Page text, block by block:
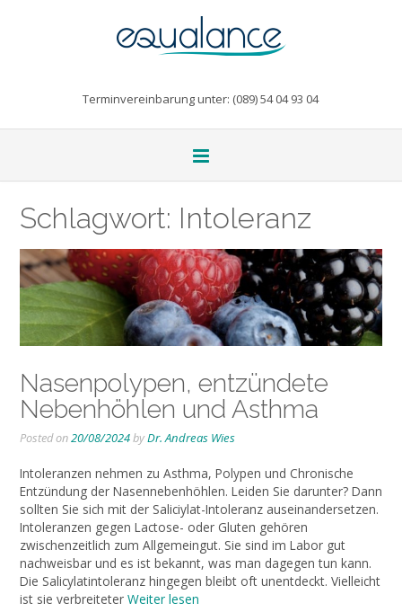
Terminvereinbarung unter: (089) 54 04 93 04
Schlagwort: Intoleranz
Nasenpolypen, entzündete
Nebenhöhlen und Asthma
Posted on20/08/2024byDr. Andreas Wies
Intoleranzen nehmen zu Asthma, Polypen und Chronische
Entzündung der Nasennebenhöhlen. Leiden Sie darunter? Dann
sollten Sie sich mit der Saliciylat-Intoleranz auseinandersetzen.
Intoleranzen gegen Lactose- oder Gluten gehören
zwischenzeitlich zum Allgemeingut. Sie sind im Labor gut
nachweisbar und es ist bekannt, was man dagegen tun kann.
Die Salicylatintoleranz hingegen bleibt oft unentdeckt. Vielleicht
ist sie verbreiteter Weiter lesen